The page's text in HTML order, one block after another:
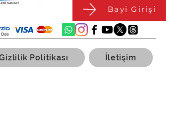
Bayi Girişi
Politikası İletişim